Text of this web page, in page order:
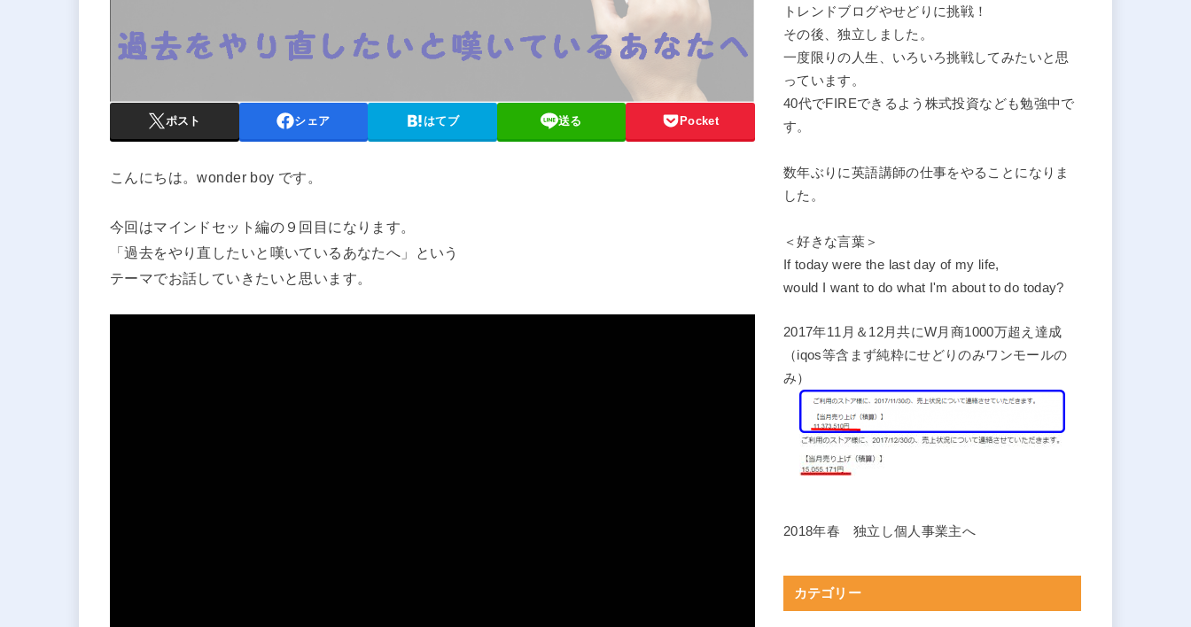
ポスト シェア はてブ 送る Pocket
こんにちは。wonder boy です。
今回はマインドセット編の９回目になります。
「過去をやり直したいと嘆いているあなたへ」という
テーマでお話していきたいと思います。
トレンドブログやせどりに挑戦！
その後、独立しました。
一度限りの人生、いろいろ挑戦してみたいと思
っています。
40代でFIREできるよう株式投資なども勉強中で
す。
数年ぶりに英語講師の仕事をやることになりま
した。
＜好きな言葉＞
If today were the last day of my life,
would I want to do what I'm about to do today?
2017年11月＆12月共にW月商1000万超え達成
（iqos等含まず純粋にせどりのみワンモールの
み）
2018年春 独立し個人事業主へ
カテゴリー